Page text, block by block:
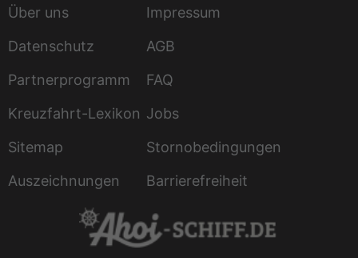
Über uns
Impressum
Datenschutz
AGB
Partnerprogramm
FAQ
Kreuzfahrt-Lexikon Jobs
Sitemap
Stornobedingungen
Auszeichnungen
Barrierefreiheit